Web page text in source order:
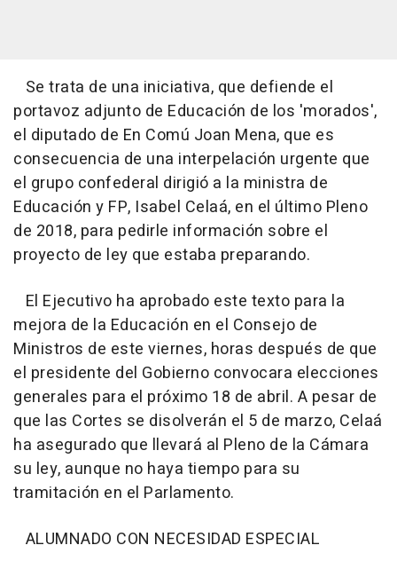
Se trata de una iniciativa, que defiende el
portavoz adjunto de Educación de los 'morados',
el diputado de En Comú Joan Mena, que es
consecuencia de una interpelación urgente que
el grupo confederal dirigió a la ministra de
Educación y FP, Isabel Celaá, en el último Pleno
de 2018, para pedirle información sobre el
proyecto de ley que estaba preparando.
El Ejecutivo ha aprobado este texto para la
mejora de la Educación en el Consejo de
Ministros de este viernes, horas después de que
el presidente del Gobierno convocara elecciones
generales para el próximo 18 de abril. A pesar de
que las Cortes se disolverán el 5 de marzo, Celaá
ha asegurado que llevará al Pleno de la Cámara
su ley, aunque no haya tiempo para su
tramitación en el Parlamento.
ALUMNADO CON NECESIDAD ESPECIAL